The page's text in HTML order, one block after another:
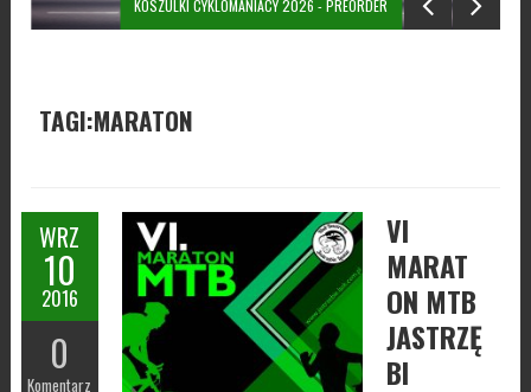
TAGI:MARATON
WRZ
10
2016
0
Komentarz
VI
MARAT
ON MTB
JASTRZĘ
BI